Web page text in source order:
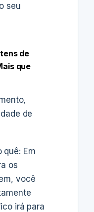
seu
de
que
de
quê: Em
os
você
irá para